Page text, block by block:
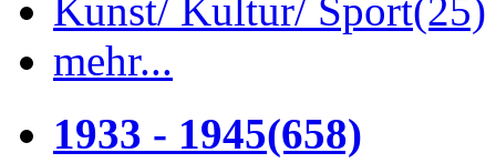
Kunst/ Kultur/ Sport(25)
mehr...
1933 - 1945(658)